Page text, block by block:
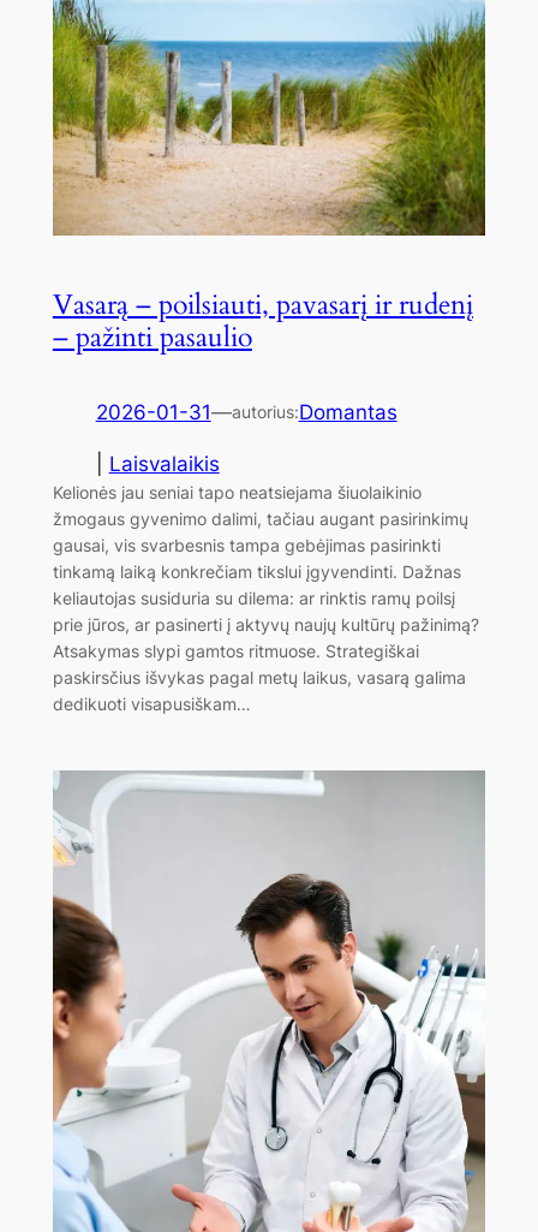
Vasarą – poilsiauti, pavasarį ir rudenį
– pažinti pasaulio
2026-01-31—autorius:Domantas
Laisvalaikis
Kelionės jau seniai tapo neatsiejama šiuolaikinio
žmogaus gyvenimo dalimi, tačiau augant pasirinkimų
gausai, vis svarbesnis tampa gebėjimas pasirinkti
tinkamą laiką konkrečiam tikslui įgyvendinti. Dažnas
keliautojas susiduria su dilema: ar rinktis ramų poilsį
prie jūros, ar pasinerti į aktyvų naujų kultūrų pažinimą?
Atsakymas slypi gamtos ritmuose. Strategiškai
paskirsčius išvykas pagal metų laikus, vasarą galima
dedikuoti visapusiškam…